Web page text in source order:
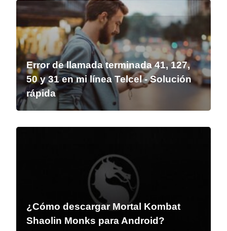
Error de llamada terminada 41, 127,
50 y 31 en mi línea Telcel - Solución
rápida
¿Cómo descargar Mortal Kombat
Shaolin Monks para Android?